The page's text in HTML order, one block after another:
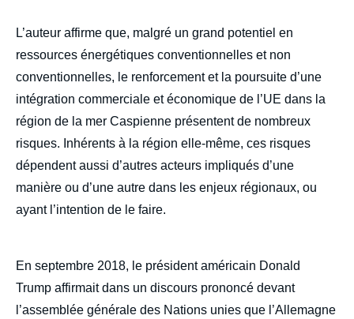
L’auteur affirme que, malgré un grand potentiel en
ressources énergétiques conventionnelles et non
conventionnelles, le renforcement et la poursuite d’une
intégration commerciale et économique de l’UE dans la
région de la mer Caspienne présentent de nombreux
risques. Inhérents à la région elle-même, ces risques
dépendent aussi d’autres acteurs impliqués d’une
manière ou d’une autre dans les enjeux régionaux, ou
ayant l’intention de le faire.
En septembre 2018, le président américain Donald
Trump affirmait dans un discours prononcé devant
l’assemblée générale des Nations unies que l’Allemagne